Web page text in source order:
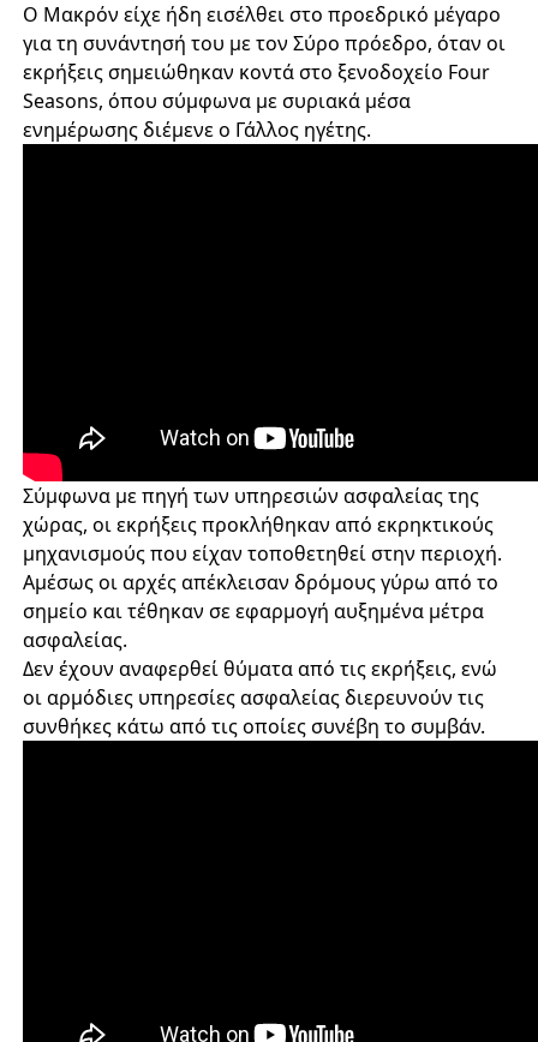
Ο Μακρόν είχε ήδη εισέλθει στο προεδρικό μέγαρο
για τη συνάντησή του με τον Σύρο πρόεδρο, όταν οι
εκρήξεις σημειώθηκαν κοντά στο ξενοδοχείο Four
Seasons, όπου σύμφωνα με συριακά μέσα
ενημέρωσης διέμενε ο Γάλλος ηγέτης.
Σύμφωνα με πηγή των υπηρεσιών ασφαλείας της
χώρας, οι εκρήξεις προκλήθηκαν από εκρηκτικούς
μηχανισμούς που είχαν τοποθετηθεί στην περιοχή.
Αμέσως οι αρχές απέκλεισαν δρόμους γύρω από το
σημείο και τέθηκαν σε εφαρμογή αυξημένα μέτρα
ασφαλείας.
Δεν έχουν αναφερθεί θύματα από τις εκρήξεις, ενώ
οι αρμόδιες υπηρεσίες ασφαλείας διερευνούν τις
συνθήκες κάτω από τις οποίες συνέβη το συμβάν.